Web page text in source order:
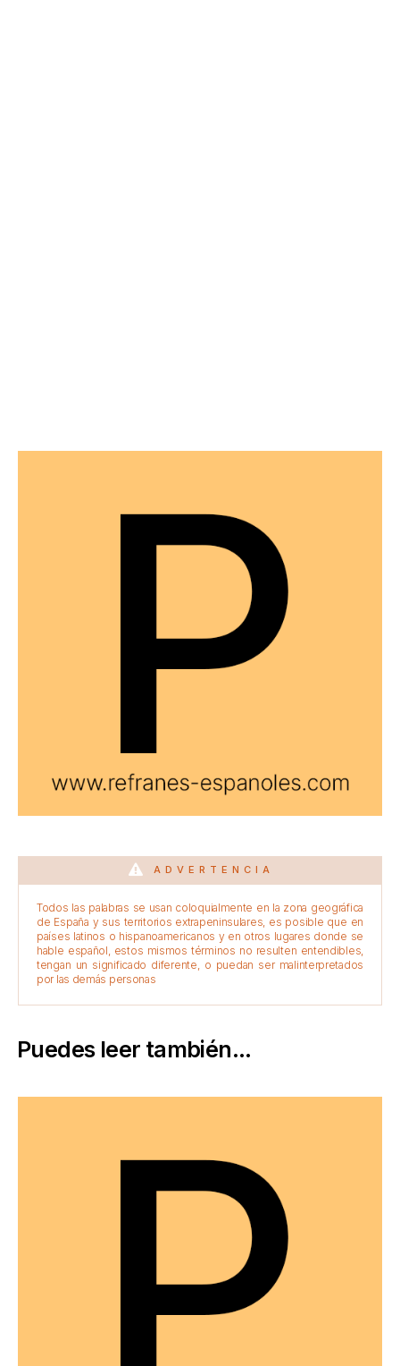
ADVERTENCIA
Todos las palabras se usan coloquialmente en la zona geográfica
de España y sus territorios extrapeninsulares, es posible que en
países latinos o hispanoamericanos y en otros lugares donde se
hable español, estos mismos términos no resulten entendibles,
tengan un significado diferente, o puedan ser malinterpretados
por las demás personas
Puedes leer también...